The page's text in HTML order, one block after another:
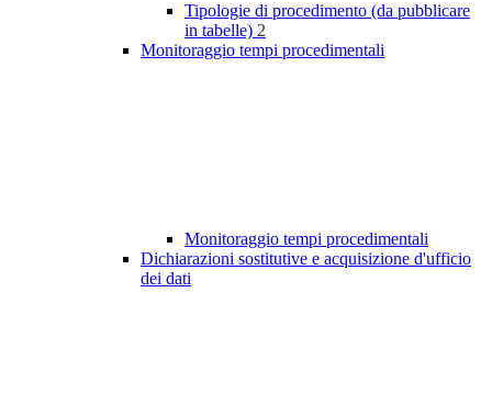
Tipologie di procedimento (da pubblicare
in tabelle) 2
Monitoraggio tempi procedimentali
Monitoraggio tempi procedimentali
Dichiarazioni sostitutive e acquisizione d'ufficio
dei dati